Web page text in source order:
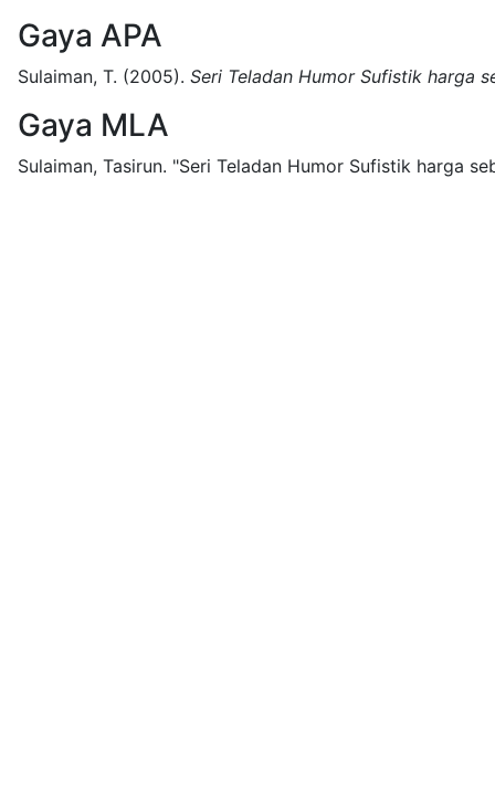
Gaya APA
Sulaiman, T. (2005). Seri Teladan Humor Sufistik harga
Gaya MLA
Sulaiman, Tasirun. "Seri Teladan Humor Sufistik harga